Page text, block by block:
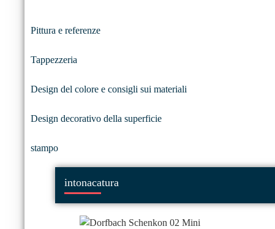
Pittura e referenze
Tappezzeria
Design del colore e consigli sui materiali
Design decorativo della superficie
stampo
intonacatura